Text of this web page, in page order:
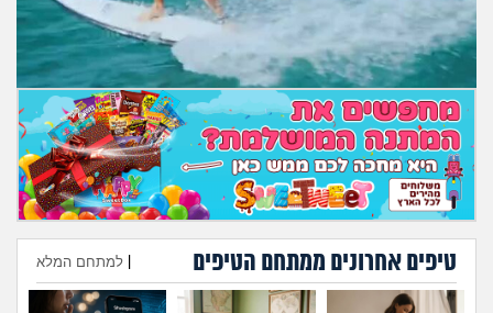
בין הסדינים
חיות מחמד
יוקר המחיה
גאווה
טיפים אחרונים ממתחם הטיפים למתחם המלא
הוספת טיפ